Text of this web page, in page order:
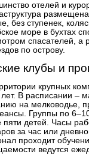
отелей и
без ступенек,
море в бухтах
спасателей, а
по острову.
клубы и
крупных
В расписании –
на мелководье,
Группы по
пяти детей. Часы
за час или
проходит
ведутся